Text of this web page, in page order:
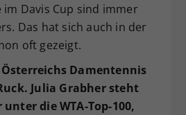
im Davis Cup sind immer
Das hat sich auch in der
oft gezeigt.
Damentennis
Julia Grabher steht
die WTA-Top-100,